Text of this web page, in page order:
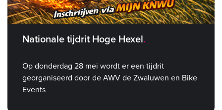
Nationale tijdrit Hoge Hexel
Op donderdag 28 mei wordt er een tijdrit
georganiseerd door de AWV de Zwaluwen en Bike
Events